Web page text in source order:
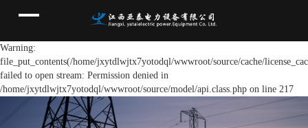
Warning:
file_put_contents(/home/jxytdlwjtx7yotodql/wwwroot/source/cache/
failed to open stream: Permission denied in
/home/jxytdlwjtx7yotodql/wwwroot/source/model/api.class.php on line 217